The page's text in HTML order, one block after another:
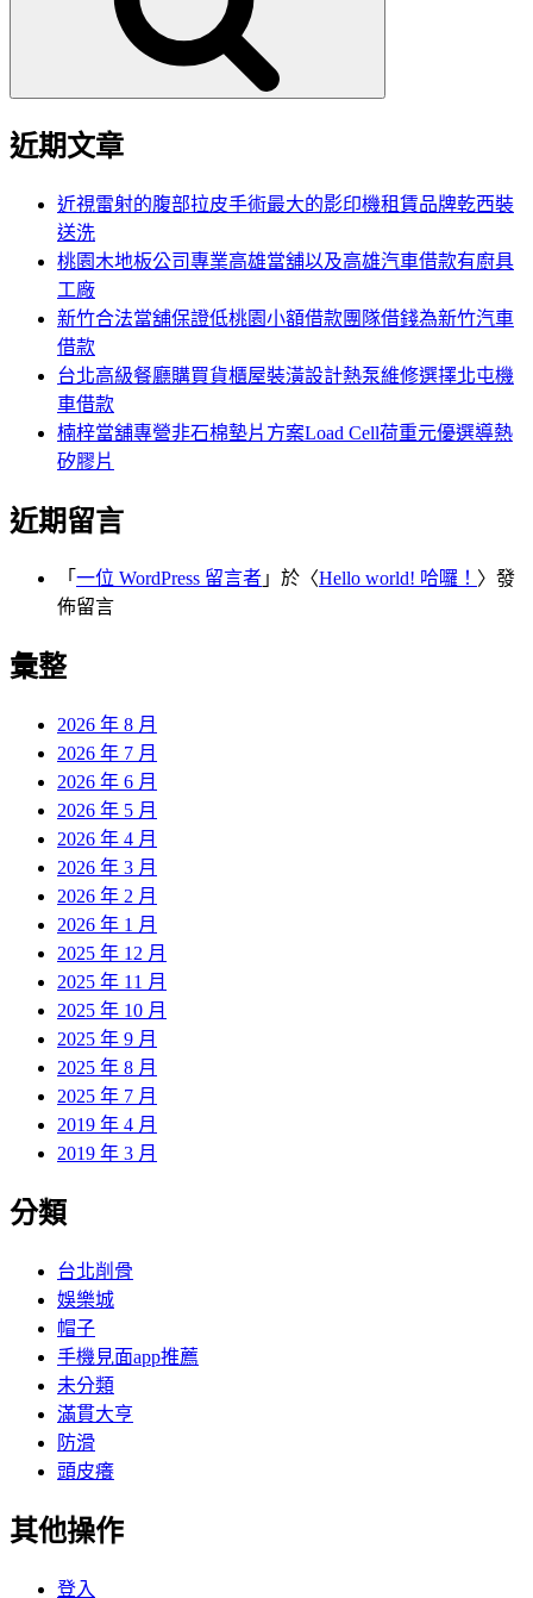
近期文章
近視雷射的腹部拉皮手術最大的影印機租賃品牌乾西裝
送洗
桃園木地板公司專業高雄當舖以及高雄汽車借款有廚具
工廠
新竹合法當舖保證低桃園小額借款團隊借錢為新竹汽車
借款
台北高級餐廳購買貨櫃屋裝潢設計熱泵維修選擇北屯機
車借款
楠梓當舖專營非石棉墊片方案Load Cell荷重元優選導熱
矽膠片
近期留言
「 一位 WordPress 留言者 」於〈Hello world! 哈囉！ 〉發
佈留言
彙整
2026 年 8 月
2026 年 7 月
2026 年 6 月
2026 年 5 月
2026 年 4 月
2026 年 3 月
2026 年 2 月
2026 年 1 月
2025 年 12 月
2025 年 11 月
2025 年 10 月
2025 年 9 月
2025 年 8 月
2025 年 7 月
2019 年 4 月
2019 年 3 月
分類
台北削骨
娛樂城
帽子
手機見面app推薦
未分類
滿貫大亨
防滑
頭皮癢
其他操作
登入